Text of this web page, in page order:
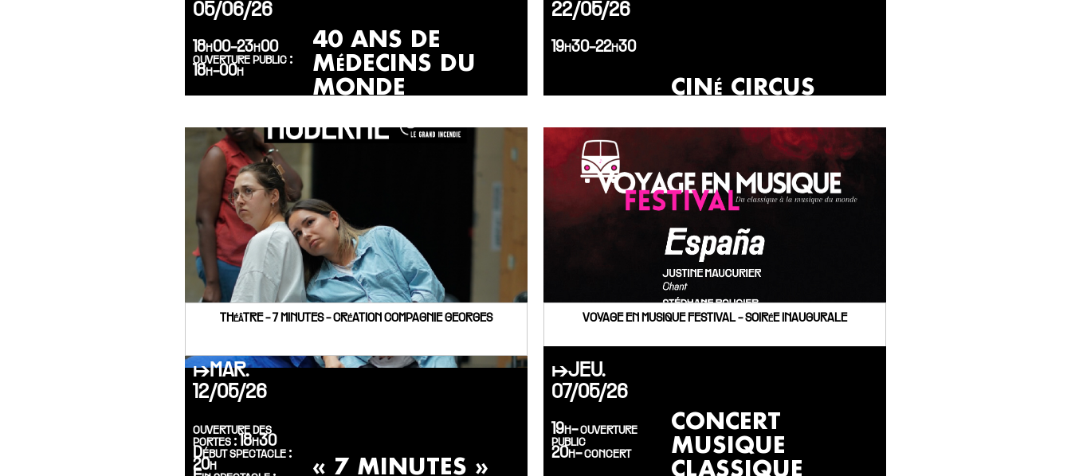
40 ANS DE
MéDECINS DU
MONDE
05/06/26
18h00-23h00
ouverture public :
18h-00h
CINé CIRCUS
22/05/26
19h30-22h30
THéâTRE - 7 MINUTES - CRéATION COMPAGNIE GEORGES
« 7 MINUTES »
↦MAR.
12/05/26
ouverture des
portes : 18h30
Début spectacle :
20h
VOYAGE EN MUSIQUE FESTIVAL - SOIRéE INAUGURALE
CONCERT
MUSIQUE
CLASSIQUE
↦JEU.
07/05/26
19h- ouverture
public
20h- concert